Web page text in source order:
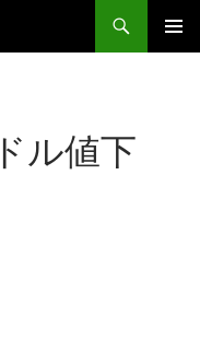
ル値下